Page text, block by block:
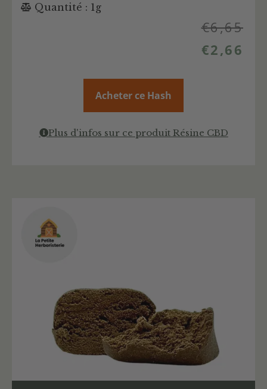
Quantité : 1g
€6,65
€2,66
Acheter ce Hash
Plus d'infos sur ce produit Résine CBD